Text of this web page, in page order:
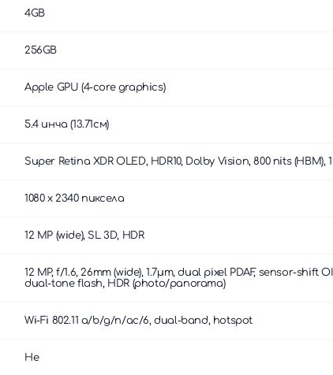
4GB
256GB
Apple GPU (4-core graphics)
5.4 инча (13.71см)
Super Retina XDR OLED, HDR10, Dolby Vision, 800 nits (HBM),
1080 x 2340 пиксела
12 MP (wide), SL 3D, HDR
12 MP, f/1.6, 26mm (wide), 1.7µm, dual pixel PDAF, sensor-shift
dual-tone flash, HDR (photo/panorama)
Wi-Fi 802.11 a/b/g/n/ac/6, dual-band, hotspot
Не